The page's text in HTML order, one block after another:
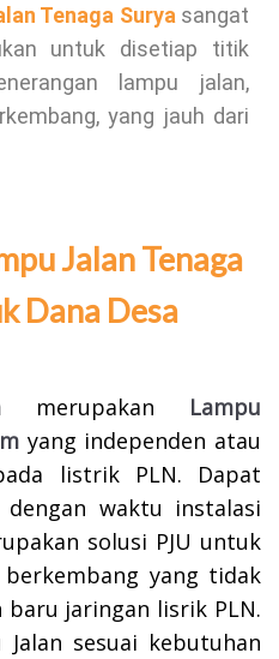
Tenaga Surya sangat
untuk disetiap titik
lampu jalan,
yang jauh dari
Jalan Tenaga
Dana Desa
merupakan Lampu
yang independen atau
listrik PLN. Dapat
waktu instalasi
solusi PJU untuk
yang tidak
jaringan lisrik PLN.
sesuai kebutuhan